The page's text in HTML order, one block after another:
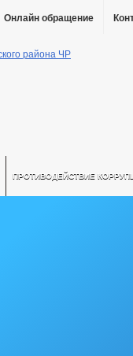
Онлайн обращение
ПРОТИВОДЕЙСТВИЕ